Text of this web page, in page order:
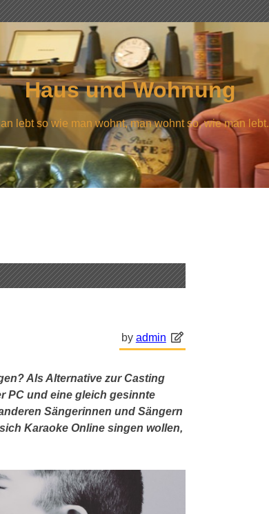
Haus und Wohnung
lebt so wie man wohnt, man wohnt so, wie man lebt.
by admin
Als Alternative zur Casting
PC und eine gleich gesinnte
Sängerinnen und Sängern
Karaoke Online singen wollen,